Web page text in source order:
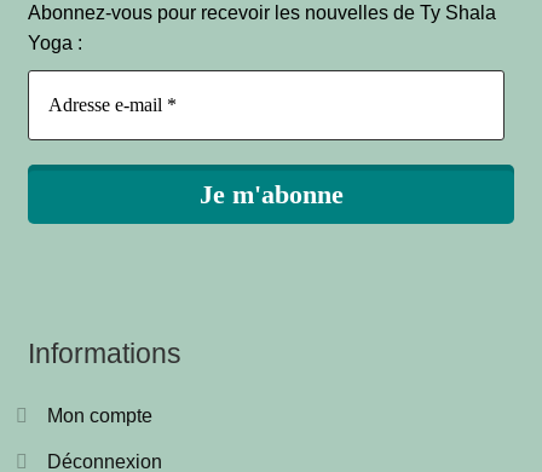
Abonnez-vous pour recevoir les nouvelles de Ty Shala
Yoga :
Informations
Mon compte
Déconnexion